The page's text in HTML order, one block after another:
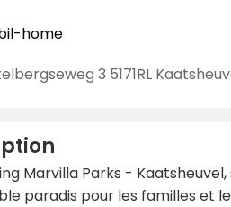
home
3 5171RL
Marvilla Parks -
paradis pour les familles et